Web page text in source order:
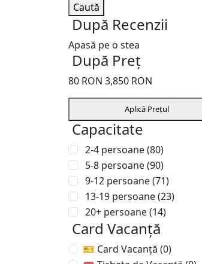
Caută
După Recenzii
Apasă pe o stea
După Preț
80 RON 3,850 RON
Aplică Prețul
Capacitate
2-4 persoane(80)
5-8 persoane(90)
9-12 persoane(71)
13-19 persoane(23)
20+ persoane(14)
Card Vacanță
🎫 Card Vacanță (0)